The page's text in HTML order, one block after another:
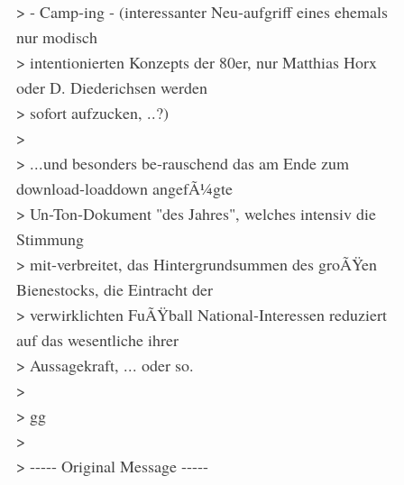
> - Camp-ing - (interessanter Neu-aufgriff eines ehemals
nur modisch
> intentionierten Konzepts der 80er, nur Matthias Horx
oder D. Diederichsen werden
> sofort aufzucken, ..?)
>
> ...und besonders be-rauschend das am Ende zum
download-loaddown angefÃ¼gte
> Un-Ton-Dokument "des Jahres", welches intensiv die
Stimmung
> mit-verbreitet, das Hintergrundsummen des groÃŸen
Bienestocks, die Eintracht der
> verwirklichten FuÃŸball National-Interessen reduziert
auf das wesentliche ihrer
> Aussagekraft, ... oder so.
>
> gg
>
> ----- Original Message -----